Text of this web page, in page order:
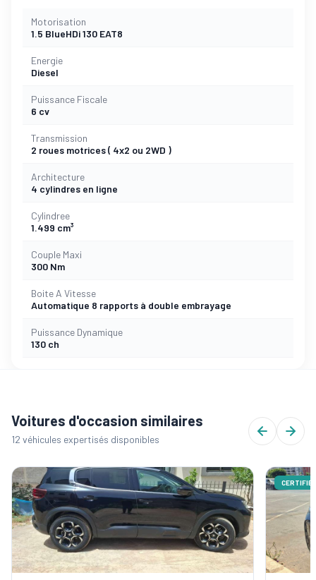
Motorisation
1.5 BlueHDi 130 EAT8
Energie
Diesel
Puissance Fiscale
6 cv
Transmission
2 roues motrices ( 4x2 ou 2WD )
Architecture
4 cylindres en ligne
Cylindree
1.499 cm³
Couple Maxi
300 Nm
Boite A Vitesse
Automatique 8 rapports à double embrayage
Puissance Dynamique
130 ch
Voitures d'occasion similaires
12 véhicules expertisés disponibles
CERTIFIÉE